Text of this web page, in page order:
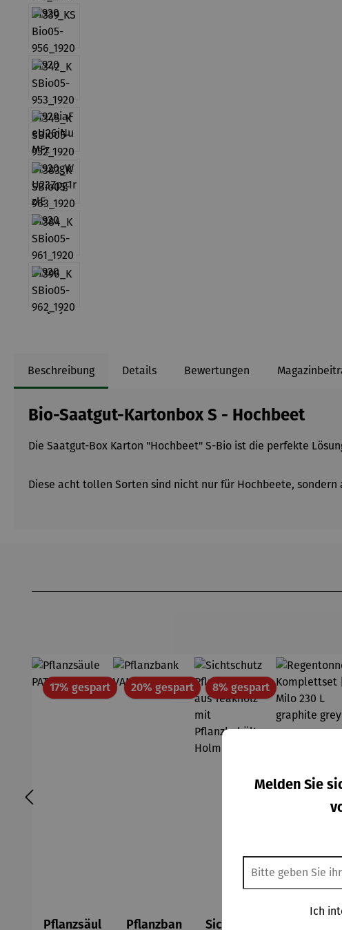
Beschreibung Details Bewertungen
Bio-Saatgut-Kartonbox S - Hochbeet
Die Saatgut-Box Karton "Hochbeet" S-Bio ist die perfekte
Diese acht tollen Sorten sind nicht nur für Hochbeete,
17% gespartRabatt
Pflanzsäul
20% gespartRabatt
Pflanzban
8% gespartRabatt
Sichtschut
Melden Sie
Ich